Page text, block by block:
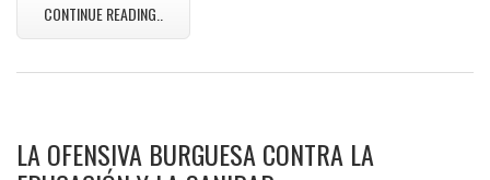
CONTINUE READING..
LA OFENSIVA BURGUESA CONTRA LA